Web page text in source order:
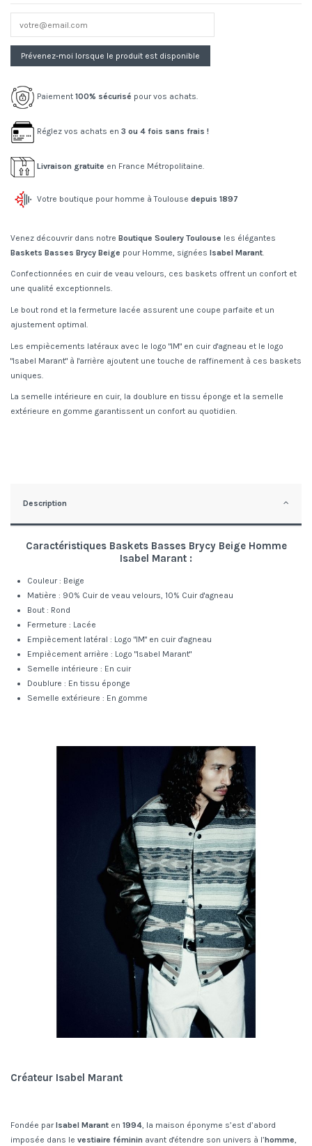
Paiement 100% sécurisé pour vos achats.
Réglez vos achats en 3 ou 4 fois sans frais !
Livraison gratuite en France Métropolitaine.
Votre boutique pour homme à Toulouse depuis 1897
Venez découvrir dans notre Boutique Soulery Toulouse les élégantes
Baskets Basses Brycy Beige pour Homme, signées Isabel Marant.
Confectionnées en cuir de veau velours, ces baskets offrent un confort et
une qualité exceptionnels.
Le bout rond et la fermeture lacée assurent une coupe parfaite et un
ajustement optimal.
Les empiècements latéraux avec le logo "IM" en cuir d'agneau et le logo
"Isabel Marant" à l'arrière ajoutent une touche de raffinement à ces baskets
uniques.
La semelle intérieure en cuir, la doublure en tissu éponge et la semelle
extérieure en gomme garantissent un confort au quotidien.
Description
Caractéristiques Baskets Basses Brycy Beige Homme
Isabel Marant :
Couleur : Beige
Matière : 90% Cuir de veau velours, 10% Cuir d'agneau
Bout : Rond
Fermeture : Lacée
Empiècement latéral : Logo "IM" en cuir d'agneau
Empiècement arrière : Logo "Isabel Marant"
Semelle intérieure : En cuir
Doublure : En tissu éponge
Semelle extérieure : En gomme
Créateur Isabel Marant
Fondée parIsabel Marant en 1994 , la maison éponyme s’est d’abord
imposée dans le vestiaire féminin avant d'étendre son univers à l’homme